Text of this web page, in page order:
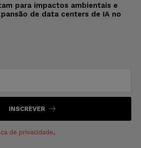
para impactos ambientais e
de data centers de IA no
INSCREVER
de privacidade.